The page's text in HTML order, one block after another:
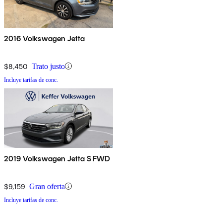
2016 Volkswagen Jetta
$8,450 Trato justo
Incluye tarifas de conc.
2019 Volkswagen Jetta S FWD
$9,159 Gran oferta
Incluye tarifas de conc.